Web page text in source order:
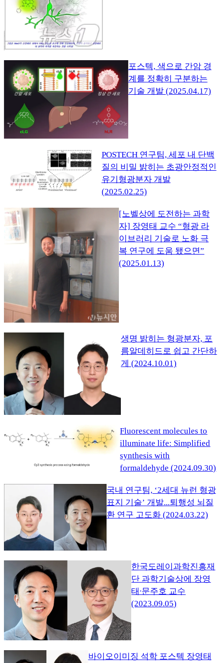
포스텍, 색으로 간암 경
계를 정확히 구분하는
기술 개발 (2025.04.17)
POSTECH 연구팀, 세포 내 단백
질의 비밀 밝히는 초광안정적인
유기형광분자 개발
(2025.02.25)
[노벨상에 도전하는 과학
자] 장영태 교수 “형광 라
이브러리 기술로 노화 극
복 연구에 도움 됐으면”
(2025.01.13)
생명 밝히는 형광분자, 포
름알데히드로 쉽고 간단하
게 (2024.10.01)
Fluorescent molecules to
illuminate life: Simplified
synthesis with
formaldehyde (2024.09.30)
국내 연구팀, ‘2세대 뉴런 형광
표지 기술’ 개발...퇴행성 뇌질
환 연구 고도화 (2024.03.22)
한국도레이과학진흥재
단 과학기술상에 장영
태∙문주호 교수
(2023.09.05)
바이오이미징 석학 포스텍 장영태